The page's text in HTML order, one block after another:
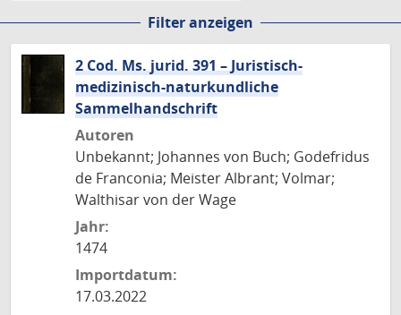
Filter anzeigen
2 Cod. Ms. jurid. 391 – Juristisch-
medizinisch-naturkundliche
Sammelhandschrift
Autoren
Unbekannt; Johannes von Buch; Godefridus
de Franconia; Meister Albrant; Volmar;
Walthisar von der Wage
Jahr:
1474
Importdatum:
17.03.2022